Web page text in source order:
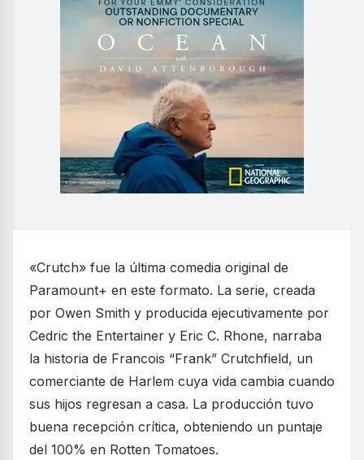
«Crutch» fue la última comedia original de
Paramount+ en este formato. La serie, creada
por Owen Smith y producida ejecutivamente por
Cedric the Entertainer y Eric C. Rhone, narraba
la historia de Francois “Frank” Crutchfield, un
comerciante de Harlem cuya vida cambia cuando
sus hijos regresan a casa. La producción tuvo
buena recepción crítica, obteniendo un puntaje
del 100% en Rotten Tomatoes.